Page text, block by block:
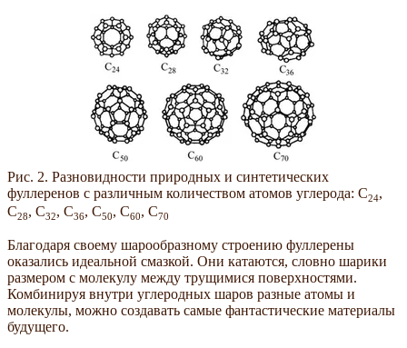
Рис. 2. Разновидности природных и синтетических
фуллеренов с различным количеством атомов углерода: С24,
С28, С32, С36, С50, С60, С70
Благодаря своему шарообразному строению фуллерены
оказались идеальной смазкой. Они катаются, словно шарики
размером с молекулу между трущимися поверхностями.
Комбинируя внутри углеродных шаров разные атомы и
молекулы, можно создавать самые фантастические материалы
будущего.